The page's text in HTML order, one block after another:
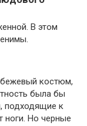
В этом
бежевый костюм,
была бы
подходящие к
ноги. Но черные